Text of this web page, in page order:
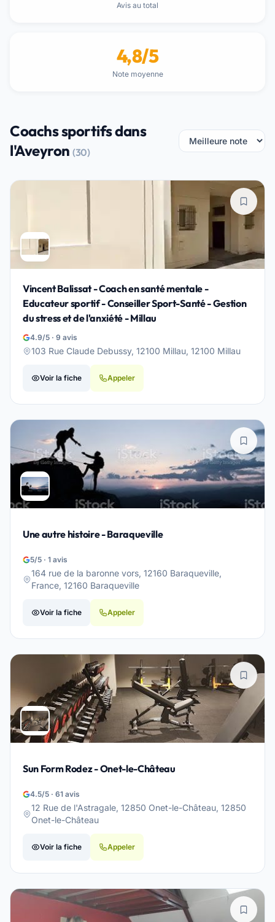
Avis au total
4,8/5
Note moyenne
Coachs sportifs dans
l'Aveyron(30)
Vincent Balissat - Coach en santé mentale -
Educateur sportif - Conseiller Sport-Santé - Gestion
du stress et de l'anxiété - Millau
4.9/5 · 9 avis
103 Rue Claude Debussy, 12100 Millau, 12100 Millau
Voir la fiche Appeler
Une autre histoire - Baraqueville
5/5 · 1 avis
164 rue de la baronne vors, 12160 Baraqueville,
France, 12160 Baraqueville
Voir la fiche Appeler
Sun Form Rodez - Onet-le-Château
4.5/5 · 61 avis
12 Rue de l'Astragale, 12850 Onet-le-Château, 12850
Onet-le-Château
Voir la fiche Appeler